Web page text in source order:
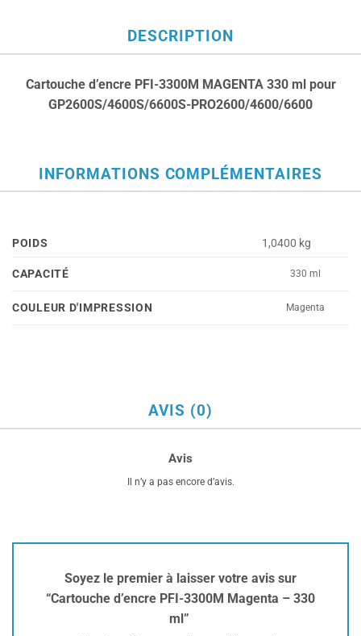
DESCRIPTION
Cartouche d’encre PFI-3300M MAGENTA 330 ml pour
GP2600S/4600S/6600S-PRO2600/4600/6600
INFORMATIONS COMPLÉMENTAIRES
POIDS 1,0400 kg
CAPACITÉ 330 ml
COULEUR D'IMPRESSION Magenta
AVIS (0)
Avis
Il n’y a pas encore d’avis.
Soyez le premier à laisser votre avis sur
“Cartouche d’encre PFI-3300M Magenta – 330
ml”